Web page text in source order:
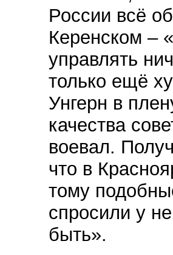
России всё
Керенском –
управлять
только ещё
Унгерн в
качества
воевал.
что в
тому
спросили у
быть».